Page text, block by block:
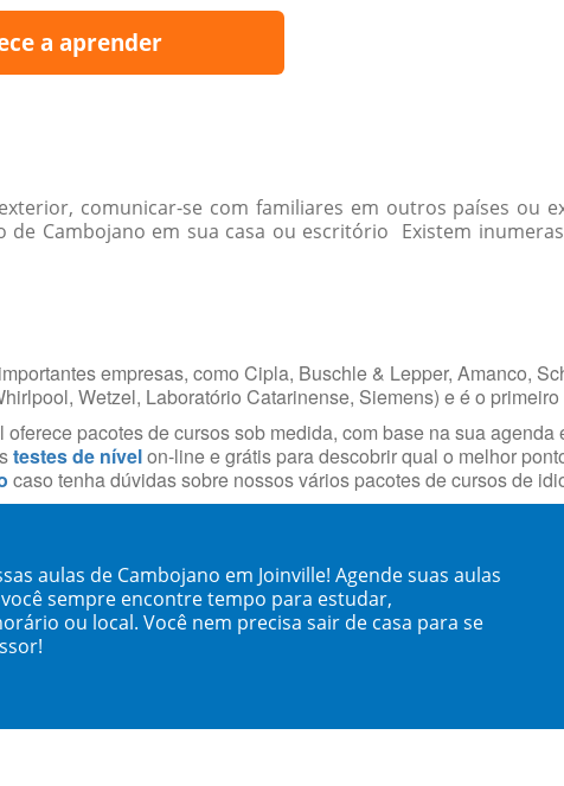
a aprender
comunicar-se com familiares em outros países ou
de Cambojano em sua casa ou escritório Existem
empresas, como Cipla, Buschle & Lepper, Amanco,
Wetzel, Laboratório Catarinense, Siemens) e é o
pacotes de cursos sob medida, com base na sua
testes de nívelon-line e grátis para descobrir qual o melhor
caso tenha dúvidas sobre nossos vários pacotes de cursos de
aulas de Cambojano em Joinville! Agende suas aulas
sempre encontre tempo para estudar,
ou local. Você nem precisa sair de casa para se